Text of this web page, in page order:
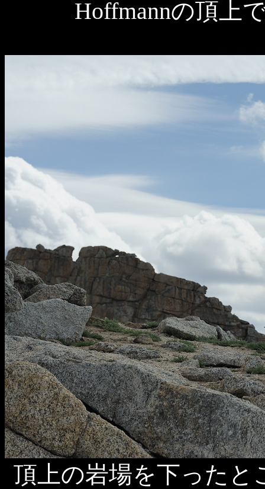
Hoffmannの頂上
頂上の岩場を下ったと